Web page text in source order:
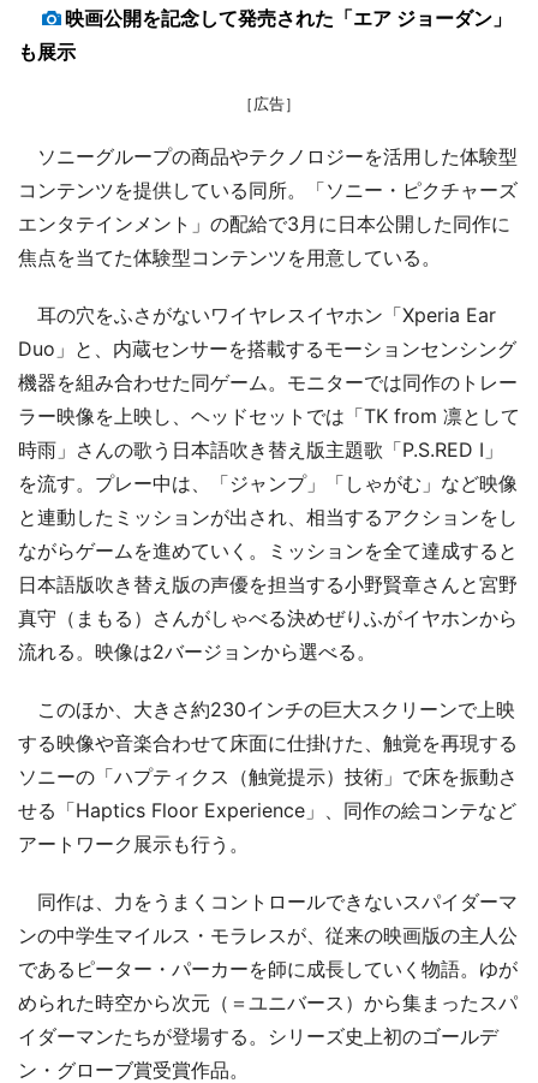
映画公開を記念して発売された「エア ジョーダン」
も展示
［広告］
ソニーグループの商品やテクノロジーを活用した体験型
コンテンツを提供している同所。「ソニー・ピクチャーズ
エンタテインメント」の配給で3月に日本公開した同作に
焦点を当てた体験型コンテンツを用意している。
耳の穴をふさがないワイヤレスイヤホン「Xperia Ear
Duo」と、内蔵センサーを搭載するモーションセンシング
機器を組み合わせた同ゲーム。モニターでは同作のトレー
ラー映像を上映し、ヘッドセットでは「TK from 凛として
時雨」さんの歌う日本語吹き替え版主題歌「P.S.RED I」
を流す。プレー中は、「ジャンプ」「しゃがむ」など映像
と連動したミッションが出され、相当するアクションをし
ながらゲームを進めていく。ミッションを全て達成すると
日本語版吹き替え版の声優を担当する小野賢章さんと宮野
真守（まもる）さんがしゃべる決めぜりふがイヤホンから
流れる。映像は2バージョンから選べる。
このほか、大きさ約230インチの巨大スクリーンで上映
する映像や音楽合わせて床面に仕掛けた、触覚を再現する
ソニーの「ハプティクス（触覚提示）技術」で床を振動さ
せる「Haptics Floor Experience」、同作の絵コンテなど
アートワーク展示も行う。
同作は、力をうまくコントロールできないスパイダーマ
ンの中学生マイルス・モラレスが、従来の映画版の主人公
であるピーター・パーカーを師に成長していく物語。ゆが
められた時空から次元（＝ユニバース）から集まったスパ
イダーマンたちが登場する。シリーズ史上初のゴールデ
ン・グローブ賞受賞作品。